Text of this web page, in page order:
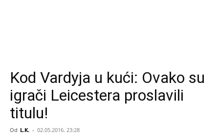
Kod Vardyja u kući: Ovako su
igrači Leicestera proslavili
titulu!
Od L.K. - 02.05.2016. 23:28